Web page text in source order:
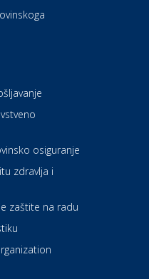
motorne
osiguranje
zdravlja i
zaštite na radu